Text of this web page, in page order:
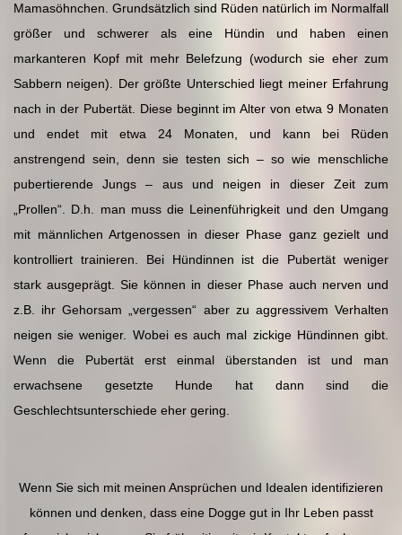
Mamasöhnchen. Grundsätzlich sind Rüden natürlich im Normalfall
größer und schwerer als eine Hündin und haben einen
markanteren Kopf mit mehr Belefzung (wodurch sie eher zum
Sabbern neigen). Der größte Unterschied liegt meiner Erfahrung
nach in der Pubertät. Diese beginnt im Alter von etwa 9 Monaten
und endet mit etwa 24 Monaten, und kann bei Rüden
anstrengend sein, denn sie testen sich – so wie menschliche
pubertierende Jungs – aus und neigen in dieser Zeit zum
„Prollen“. D.h. man muss die Leinenführigkeit und den Umgang
mit männlichen Artgenossen in dieser Phase ganz gezielt und
kontrolliert trainieren. Bei Hündinnen ist die Pubertät weniger
stark ausgeprägt. Sie können in dieser Phase auch nerven und
z.B. ihr Gehorsam „vergessen“ aber zu aggressivem Verhalten
neigen sie weniger. Wobei es auch mal zickige Hündinnen gibt.
Wenn die Pubertät erst einmal überstanden ist und man
erwachsene gesetzte Hunde hat dann sind die
Geschlechtsunterschiede eher gering.
Wenn Sie sich mit meinen Ansprüchen und Idealen identifizieren
können und denken, dass eine Dogge gut in Ihr Leben passt